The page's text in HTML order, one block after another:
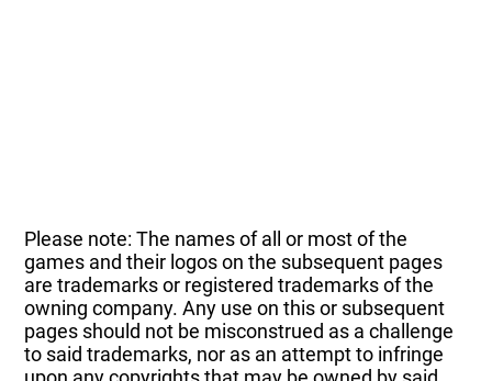
Please note: The names of all or most of the
games and their logos on the subsequent pages
are trademarks or registered trademarks of the
owning company. Any use on this or subsequent
pages should not be misconstrued as a challenge
to said trademarks, nor as an attempt to infringe